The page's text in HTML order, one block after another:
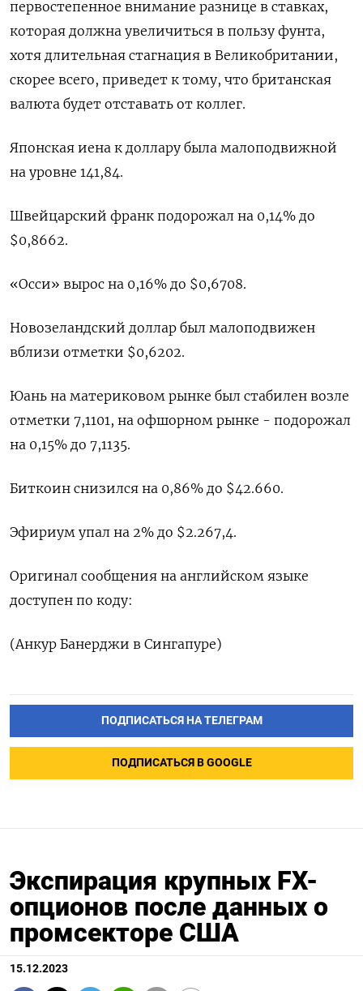
первостепенное внимание разнице в ставках,
которая должна увеличиться в пользу фунта,
хотя длительная стагнация в Великобритании,
скорее всего, приведет к тому, что британская
валюта будет отставать от коллег.
Японская иена к доллару была малоподвижной
на уровне 141,84.
Швейцарский франк подорожал на 0,14% до
$0,8662​.
«Осси» вырос на 0,16% до $0,6708​.
Новозеландский доллар был малоподвижен
вблизи отметки $0,6202​.
Юань на материковом рынке был стабилен возле
отметки 7,1101​, на офшорном рынке - подорожал
на 0,15% до 7,1135.
Биткоин снизился на 0,86% до $42.660.
Эфириум упал на 2% до $2.267,4.
Оригинал сообщения на английском языке
доступен по коду:
(Анкур Банерджи в Сингапуре)
ПОДПИСАТЬСЯ НА ТЕЛЕГРАМ
ПОДПИСАТЬСЯ В GOOGLE
Экспирация крупных FX-
опционов после данных о
промсекторе США
15.12.2023